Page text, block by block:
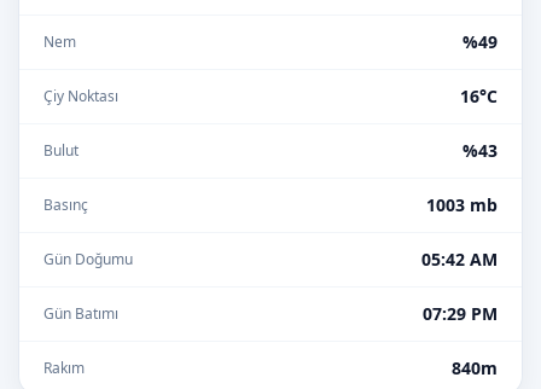
Nem %49
Çiy Noktası 16°C
Bulut %43
Basınç 1003 mb
Gün Doğumu 05:42 AM
Gün Batımı 07:29 PM
Rakım 840m